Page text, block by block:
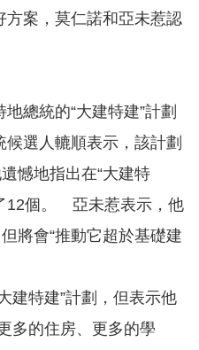
方案，莫仁諾和亞未惹認
總統的“大建特建”計劃
選人轆順表示，該計劃
憾地指出在“大建特
12個。 亞未惹表示，他
將會“推動它超於基礎建
建特建”計劃，但表示他
多的住房、更多的學